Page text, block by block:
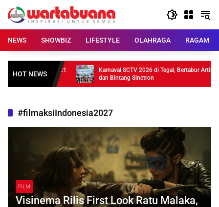
content
NEWS
SHOWBIZ LIFESTYLE OLAHRAGA RAGAM
HOT NEWS
Baterai 21
Karnaval SCTV 2026 di Tegal, Bertabur Artis
dan Bintang Sinetron
#filmaksiIndonesia2027
FILM
Visinema Rilis First Look Ratu Malaka,